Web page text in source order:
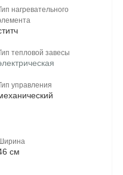
нагревательного
тепловой завесы
управления
см